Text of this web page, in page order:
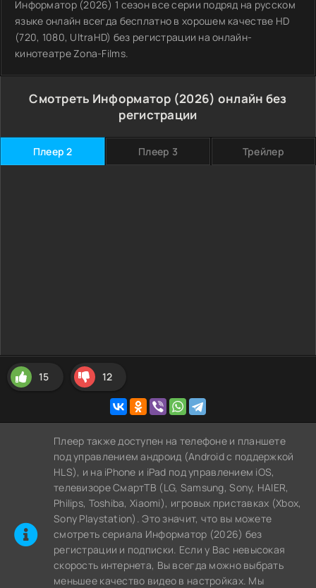
Информатор (2026) 1 сезон все серии подряд на русском
языке онлайн всегда бесплатно в хорошем качестве HD
(720, 1080, UltraHD) без регистрации на онлайн-
кинотеатре Zona-Films.
Смотреть Информатор (2026) онлайн без
регистрации
Плеер 2 Плеер 3 Трейлер
15 12
Плеер также доступен на телефоне и планшете
под управлением андроид (Android с поддержкой
HLS), и на iPhone и iPad под управлением iOS,
телевизоре СмартТВ (LG, Samsung, Sony, HAIER,
Philips, Toshiba, Xiaomi), игровых приставках (Xbox,
Sony Playstation). Это значит, что вы можете
cмотреть сериала Информатор (2026) без
регистрации и подписки. Если у Вас невысокая
скорость интернета, Вы всегда можно выбрать
меньшее качество видео в настройках. Мы